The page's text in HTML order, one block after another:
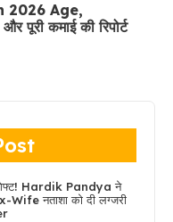
2026 Age,
कमाई की रिपोर्ट
गिफ्ट! Hardik Pandya ने
Wife नताशा को दी लग्जरी